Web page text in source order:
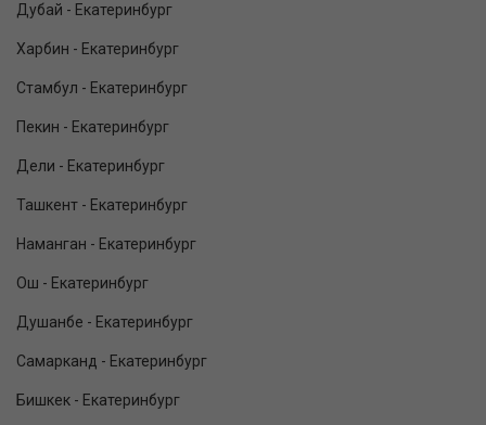
Дубай - Екатеринбург
Харбин - Екатеринбург
Стамбул - Екатеринбург
Пекин - Екатеринбург
Дели - Екатеринбург
Ташкент - Екатеринбург
Наманган - Екатеринбург
Ош - Екатеринбург
Душанбе - Екатеринбург
Самарканд - Екатеринбург
Бишкек - Екатеринбург